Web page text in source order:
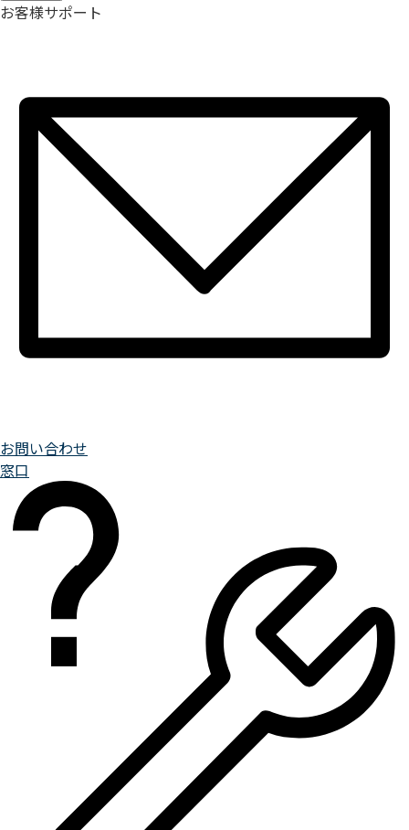
お客様サポート
お問い合わせ
窓口